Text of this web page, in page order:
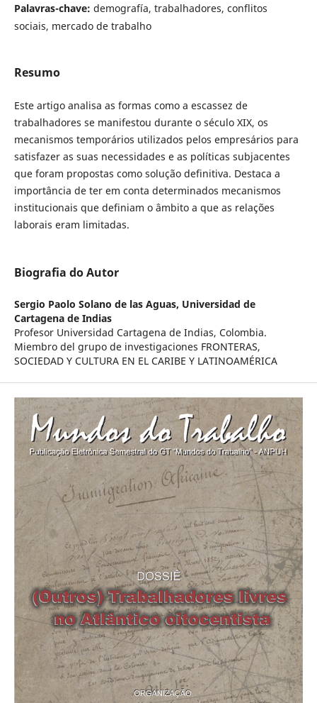
Palavras-chave: demografía, trabalhadores, conflitos
sociais, mercado de trabalho
Resumo
Este artigo analisa as formas como a escassez de
trabalhadores se manifestou durante o século XIX, os
mecanismos temporários utilizados pelos empresários para
satisfazer as suas necessidades e as políticas subjacentes
que foram propostas como solução definitiva. Destaca a
importância de ter em conta determinados mecanismos
institucionais que definiam o âmbito a que as relações
laborais eram limitadas.
Biografia do Autor
Sergio Paolo Solano de las Aguas, Universidad de
Cartagena de Indias
Profesor Universidad Cartagena de Indias, Colombia.
Miembro del grupo de investigaciones FRONTERAS,
SOCIEDAD Y CULTURA EN EL CARIBE Y LATINOAMÉRICA